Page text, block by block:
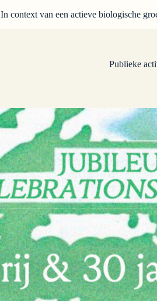
In context van een actieve biologische
Publieke